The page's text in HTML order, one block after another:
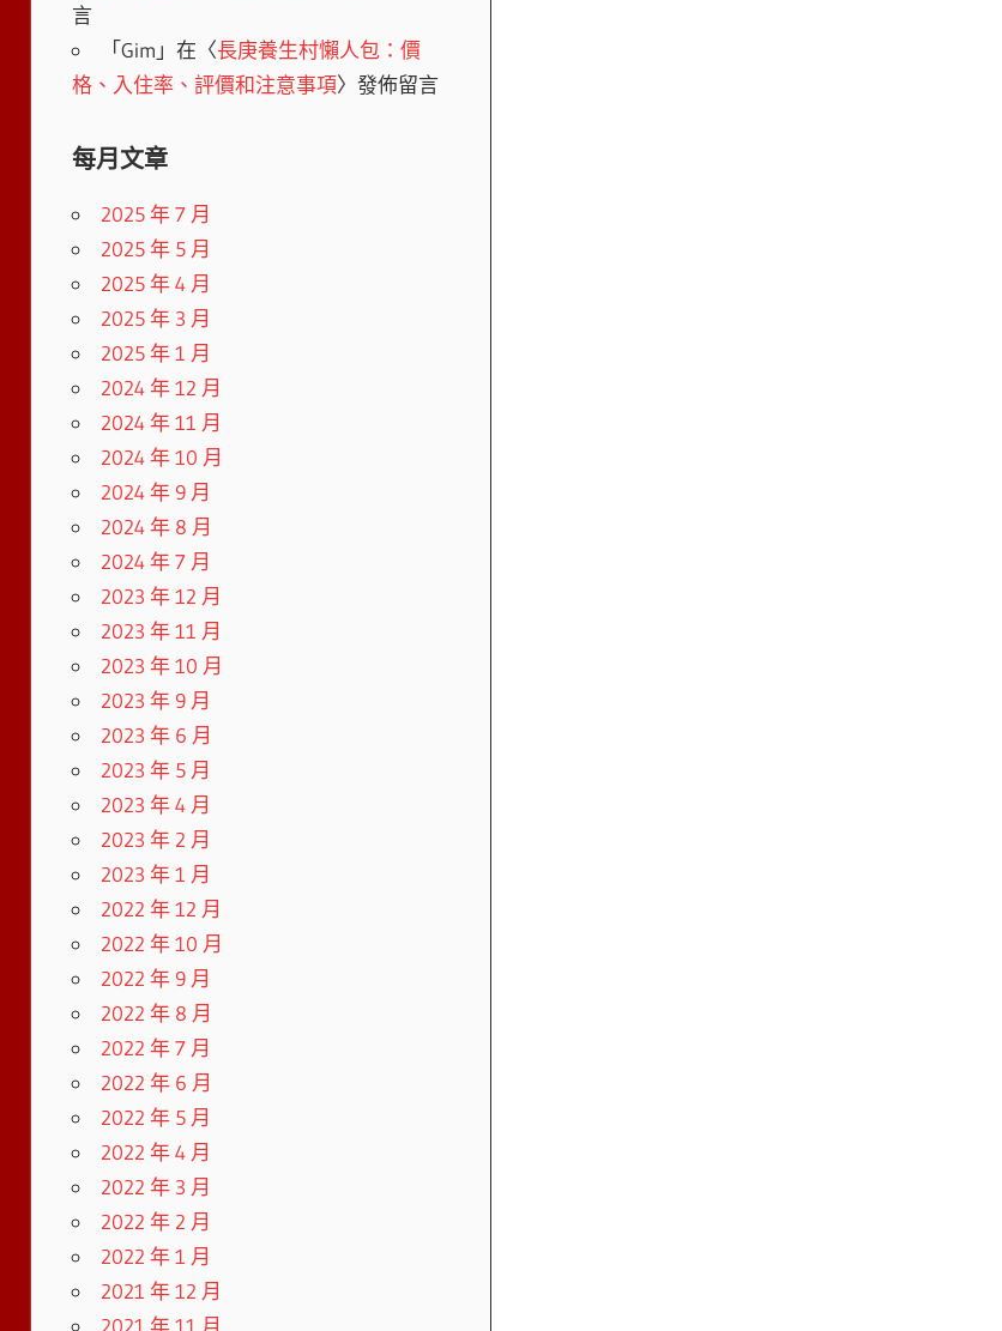
言
「Gim 」在〈長庚養生村懶人包：價
格、入住率、評價和注意事項〉發佈留言
每月文章
2025 年 7 月
2025 年 5 月
2025 年 4 月
2025 年 3 月
2025 年 1 月
2024 年 12 月
2024 年 11 月
2024 年 10 月
2024 年 9 月
2024 年 8 月
2024 年 7 月
2023 年 12 月
2023 年 11 月
2023 年 10 月
2023 年 9 月
2023 年 6 月
2023 年 5 月
2023 年 4 月
2023 年 2 月
2023 年 1 月
2022 年 12 月
2022 年 10 月
2022 年 9 月
2022 年 8 月
2022 年 7 月
2022 年 6 月
2022 年 5 月
2022 年 4 月
2022 年 3 月
2022 年 2 月
2022 年 1 月
2021 年 12 月
2021 年 11 月